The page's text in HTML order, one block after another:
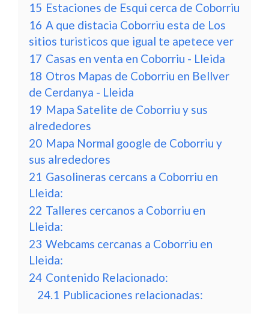
15 Estaciones de Esqui cerca de Coborriu
16 A que distacia Coborriu esta de Los
sitios turisticos que igual te apetece ver
17 Casas en venta en Coborriu - Lleida
18 Otros Mapas de Coborriu en Bellver
de Cerdanya - Lleida
19 Mapa Satelite de Coborriu y sus
alrededores
20 Mapa Normal google de Coborriu y
sus alrededores
21 Gasolineras cercans a Coborriu en
Lleida:
22 Talleres cercanos a Coborriu en
Lleida:
23 Webcams cercanas a Coborriu en
Lleida:
24 Contenido Relacionado:
24.1 Publicaciones relacionadas: